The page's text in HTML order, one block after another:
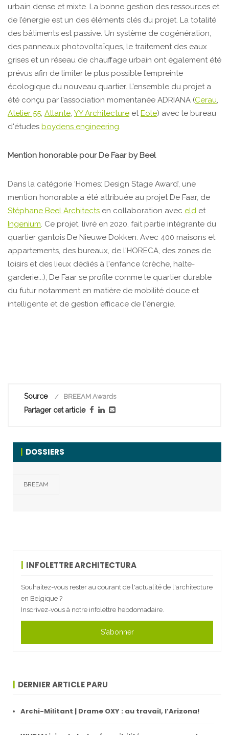
urbain dense et mixte. La bonne gestion des ressources et
de l’énergie est un des éléments clés du projet. La totalité
des bâtiments est passive. Un système de cogénération,
des panneaux photovoltaïques, le traitement des eaux
grises et un réseau de chauffage urbain ont également été
prévus afin de limiter le plus possible l’empreinte
écologique du nouveau quartier. L’ensemble du projet a
été conçu par l’association momentanée ADRIANA (Cerau,
Atelier 55, Atlante, YY Architecture et Eole) avec le bureau
d'études boydens engineering.
Mention honorable pour De Faar by Beel
Dans la catégorie ‘Homes: Design Stage Award’, une
mention honorable a été attribuée au projet De Faar, de
Stéphane Beel Architects en collaboration avec eld et
Ingenium. Ce projet, livré en 2020, fait partie intégrante du
quartier gantois De Nieuwe Dokken. Avec 400 maisons et
appartements, des bureaux, de l'HORECA, des zones de
loisirs et des lieux dédiés à l'enfance (crèche, halte-
garderie...), De Faar se profile comme le quartier durable
du futur notamment en matière de mobilité douce et
intelligente et de gestion efficace de l'énergie.
Source BREEAM Awards
Partager cet article
DOSSIERS
BREEAM
INFOLETTRE ARCHITECTURA
Souhaitez-vous rester au courant de l'actualité de l'architecture
en Belgique ?
Inscrivez-vous à notre infolettre hebdomadaire.
S'abonner
DERNIER ARTICLE PARU
Archi-Militant | Drame OXY : au travail, l’Arizona!